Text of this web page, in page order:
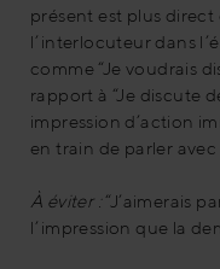
présent est plus
l’interlocuteur dans
comme “Je voudrais
rapport à “Je discute
impression d’action
en train de parler
À éviter : “J’aimerais
l’impression que la